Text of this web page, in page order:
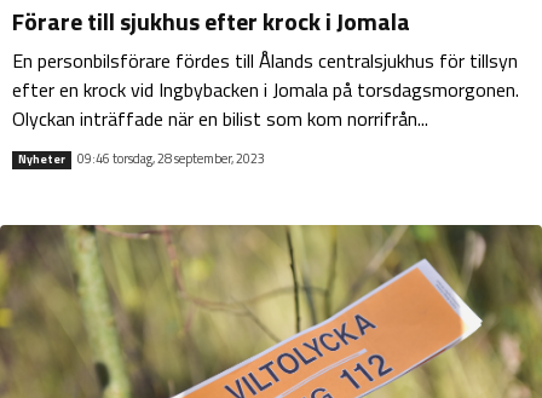
Förare till sjukhus efter krock i Jomala
En personbilsförare fördes till Ålands centralsjukhus för tillsyn
efter en krock vid Ingbybacken i Jomala på torsdagsmorgonen.
Olyckan inträffade när en bilist som kom norrifrån...
Nyheter 09:46 torsdag, 28 september, 2023